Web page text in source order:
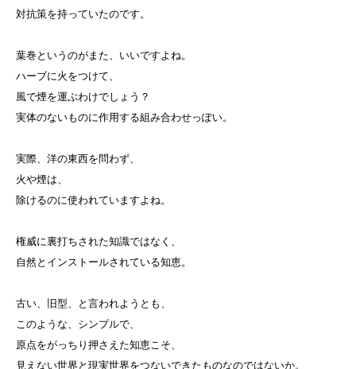
対抗策を持っていたのです。
葉巻というのがまた、いいですよね。
ハーブに火をつけて、
風で煙を運ぶわけでしょう？
実体のないものに作用する組み合わせっぽい。
実際、洋の東西を問わず、
火や煙は、
除けるのに使われていますよね。
権威に裏打ちされた知識ではなく、
自然とインストールされている知恵。
古い、旧型、と言われようとも、
このような、シンプルで、
原点をがっちり押さえた知恵こそ、
見えない世界と現実世界をつないできたものなのではないか。